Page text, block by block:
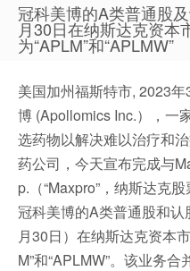
冠科美博的A类普通股
月30日在纳斯达克资本
为“APLM”和“APLMW”
美国加州福斯特市, 2023
博 (Apollomics Inc.），一
选药物以解决难以治疗和
药公司，今天宣布完成与
p.（“Maxpro”，纳斯达克
冠科美博的A类普通股和
月30日）在纳斯达克资本
M”和“APLMW”。该业务